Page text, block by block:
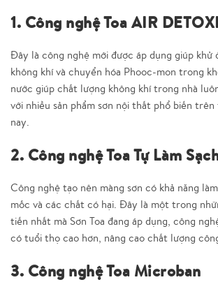
1. Công nghệ Toa AIR
Đây là công nghệ mới được áp dụng giúp khử
không khí và chuyển hóa Phooc-mon trong
nước giúp chất lượng không khí trong nhà
với nhiều sản phẩm sơn nội thất phổ biến
nay.
2. Công nghệ Toa Tự Làm
Công nghệ tạo nên màng sơn có khả năng
mốc và các chất có hại. Đây là một trong
tiến nhất mà Sơn Toa đang áp dụng, công
có tuổi thọ cao hơn, nâng cao chất lượng
3. Công nghệ Toa Microban